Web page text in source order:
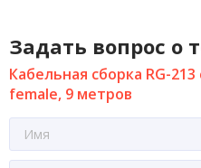
Задать вопрос о
Кабельная сборка RG-
female, 9 метров